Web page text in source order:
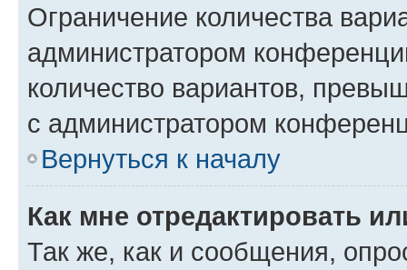
Ограничение количества
администратором
количество вариантов,
с администратором
Вернуться к началу
Как мне отредактировать
Так же, как и сообщения,